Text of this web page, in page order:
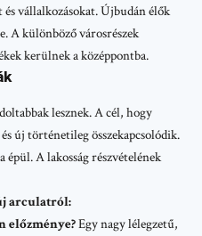
vállalkozásokat. Újbudán élők
A különböző városrészek
kerülnek a középpontba.
lesznek. A cél, hogy
új történetileg összekapcsolódik.
A lakosság részvételének
arculatról:
előzménye?Egy nagy lélegzetű,